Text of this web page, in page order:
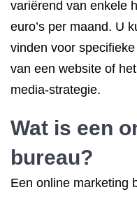
variërend van enkele
euro’s per maand. U
vinden voor
van een website of
media-strategie.
Wat is een
bureau?
Een online marketing